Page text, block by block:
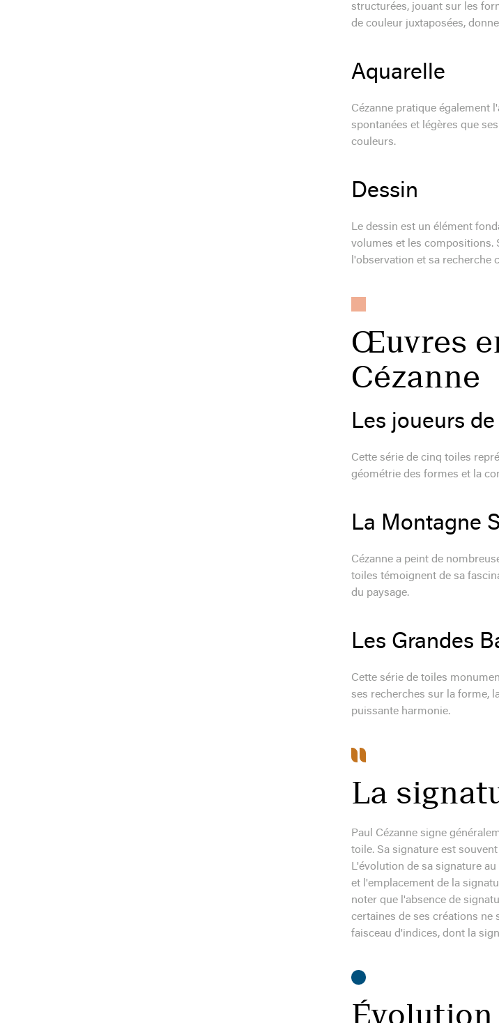
structurées, jouant sur les
de couleur juxtaposées,
Aquarelle
Cézanne pratique également
spontanées et légères que
couleurs.
Dessin
Le dessin est un élément
volumes et les compositions.
l'observation et sa recherche
Œuvres
Cézanne
Les joueurs
Cette série de cinq toiles
géométrie des formes et la
La Montagne
Cézanne a peint de
toiles témoignent de sa
du paysage.
Les Grandes
Cette série de toiles
ses recherches sur la forme,
puissante harmonie.
La
Paul Cézanne signe
toile. Sa signature est
L'évolution de sa signature
et l'emplacement de la
noter que l'absence de
certaines de ses créations
faisceau d'indices, dont la
Évolution